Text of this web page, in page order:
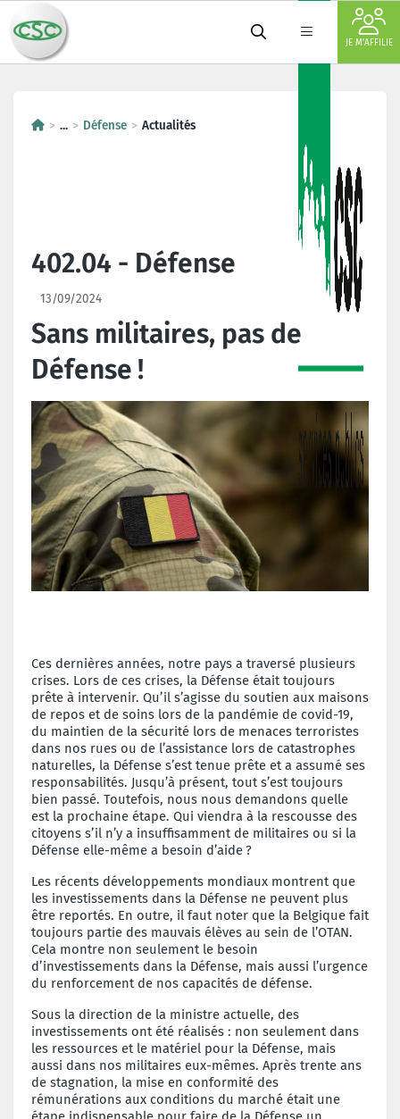
JE M'AFFILIE
... Défense Actualités
402.04 - Défense
13/09/2024
Sans militaires, pas de
Défense !
Ces dernières années, notre pays a traversé plusieurs
crises. Lors de ces crises, la Défense était toujours
prête à intervenir. Qu’il s’agisse du soutien aux maisons
de repos et de soins lors de la pandémie de covid-19,
du maintien de la sécurité lors de menaces terroristes
dans nos rues ou de l’assistance lors de catastrophes
naturelles, la Défense s’est tenue prête et a assumé ses
responsabilités. Jusqu’à présent, tout s’est toujours
bien passé. Toutefois, nous nous demandons quelle
est la prochaine étape. Qui viendra à la rescousse des
citoyens s’il n’y a insuffisamment de militaires ou si la
Défense elle-même a besoin d’aide ?
Les récents développements mondiaux montrent que
les investissements dans la Défense ne peuvent plus
être reportés. En outre, il faut noter que la Belgique fait
toujours partie des mauvais élèves au sein de l’OTAN.
Cela montre non seulement le besoin
d’investissements dans la Défense, mais aussi l’urgence
du renforcement de nos capacités de défense.
Sous la direction de la ministre actuelle, des
investissements ont été réalisés : non seulement dans
les ressources et le matériel pour la Défense, mais
aussi dans nos militaires eux-mêmes. Après trente ans
de stagnation, la mise en conformité des
rémunérations aux conditions du marché était une